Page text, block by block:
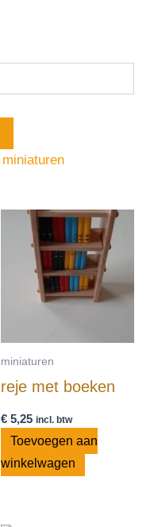
miniaturen
miniaturen
reje met boeken
€5,25 incl. btw
Toevoegen aan
winkelwagen